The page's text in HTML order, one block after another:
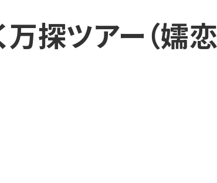
万探ツアー（嬬